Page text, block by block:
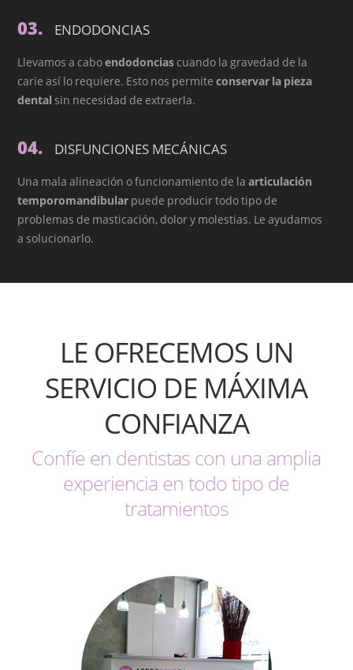
03. ENDODONCIAS
Llevamos a caboendodoncias cuando la gravedad de la
carie así lo requiere. Esto nos permiteconservar la pieza
dental sin necesidad de extraerla.
04. DISFUNCIONES MECÁNICAS
Una mala alineación o funcionamiento de laarticulación
temporomandibular puede producir todo tipo de
problemas de masticación, dolor y molestias. Le ayudamos
a solucionarlo.
LE OFRECEMOS UN
SERVICIO DE MÁXIMA
CONFIANZA
Confíe en dentistas con una amplia
experiencia en todo tipo de
tratamientos